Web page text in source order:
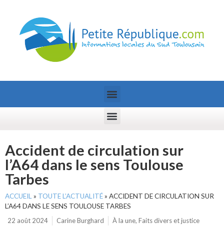
Accident de circulation sur
l’A64 dans le sens Toulouse
Tarbes
ACCUEIL » TOUTE L’ACTUALITÉ» ACCIDENT DE CIRCULATION SUR
L’A64 DANS LE SENS TOULOUSE TARBES
22 août 2024
Carine Burghard À la une, Faits divers et justice